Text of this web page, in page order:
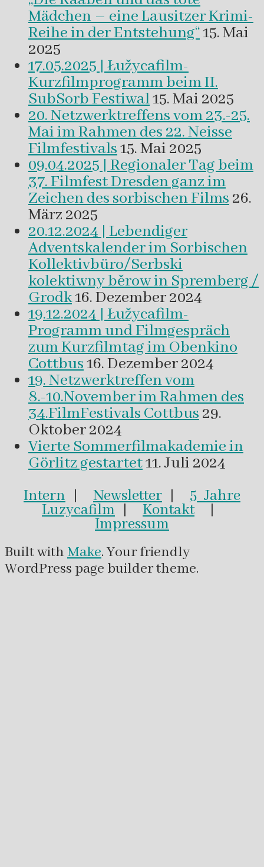
Mädchen – eine Lausitzer Krimi-
Reihe in der Entstehung“15. Mai
2025
17.05.2025 | Łužycafilm-
Kurzfilmprogramm beim II.
SubSorb Festiwal15. Mai 2025
20. Netzwerktreffens vom 23.-25.
Mai im Rahmen des 22. Neisse
Filmfestivals15. Mai 2025
09.04.2025 | Regionaler Tag beim
37. Filmfest Dresden ganz im
Zeichen des sorbischen Films26.
März 2025
20.12.2024 | Lebendiger
Adventskalender im Sorbischen
Kollektivbüro/Serbski
kolektiwny běrow in Spremberg /
Grodk16. Dezember 2024
19.12.2024 | Łužycafilm-
Programm und Filmgespräch
zum Kurzfilmtag im Obenkino
Cottbus16. Dezember 2024
19. Netzwerktreffen vom
8.-10.November im Rahmen des
34.FilmFestivals Cottbus29.
Oktober 2024
Vierte Sommerfilmakademie in
Görlitz gestartet11. Juli 2024
Intern | Newsletter | 5 Jahre
Luzycafilm | Kontakt|
Impressum
Built with Make. Your friendly
WordPress page builder theme.